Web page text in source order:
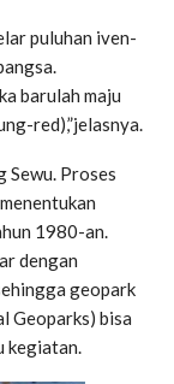
puluhan iven-
barulah maju
red),”jelasnya.
Sewu. Proses
1980-an.
dengan
geopark
Geoparks) bisa
kegiatan.